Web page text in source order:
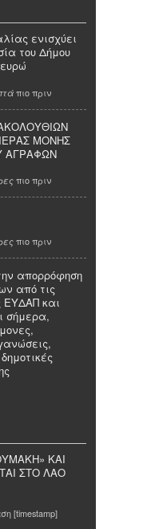
ενισχύει
του Δήμου
πιο πριν
ΜΟΝΗΣ
ΑΓΡΑΦΩΝ
πιο πριν
πιο πριν
απορρόφηση
από τις
ΕΥΔΑΠ και
σήμερα,
ΚΑΙ
ΣΤΟ ΛΑΟ
[timestamp]